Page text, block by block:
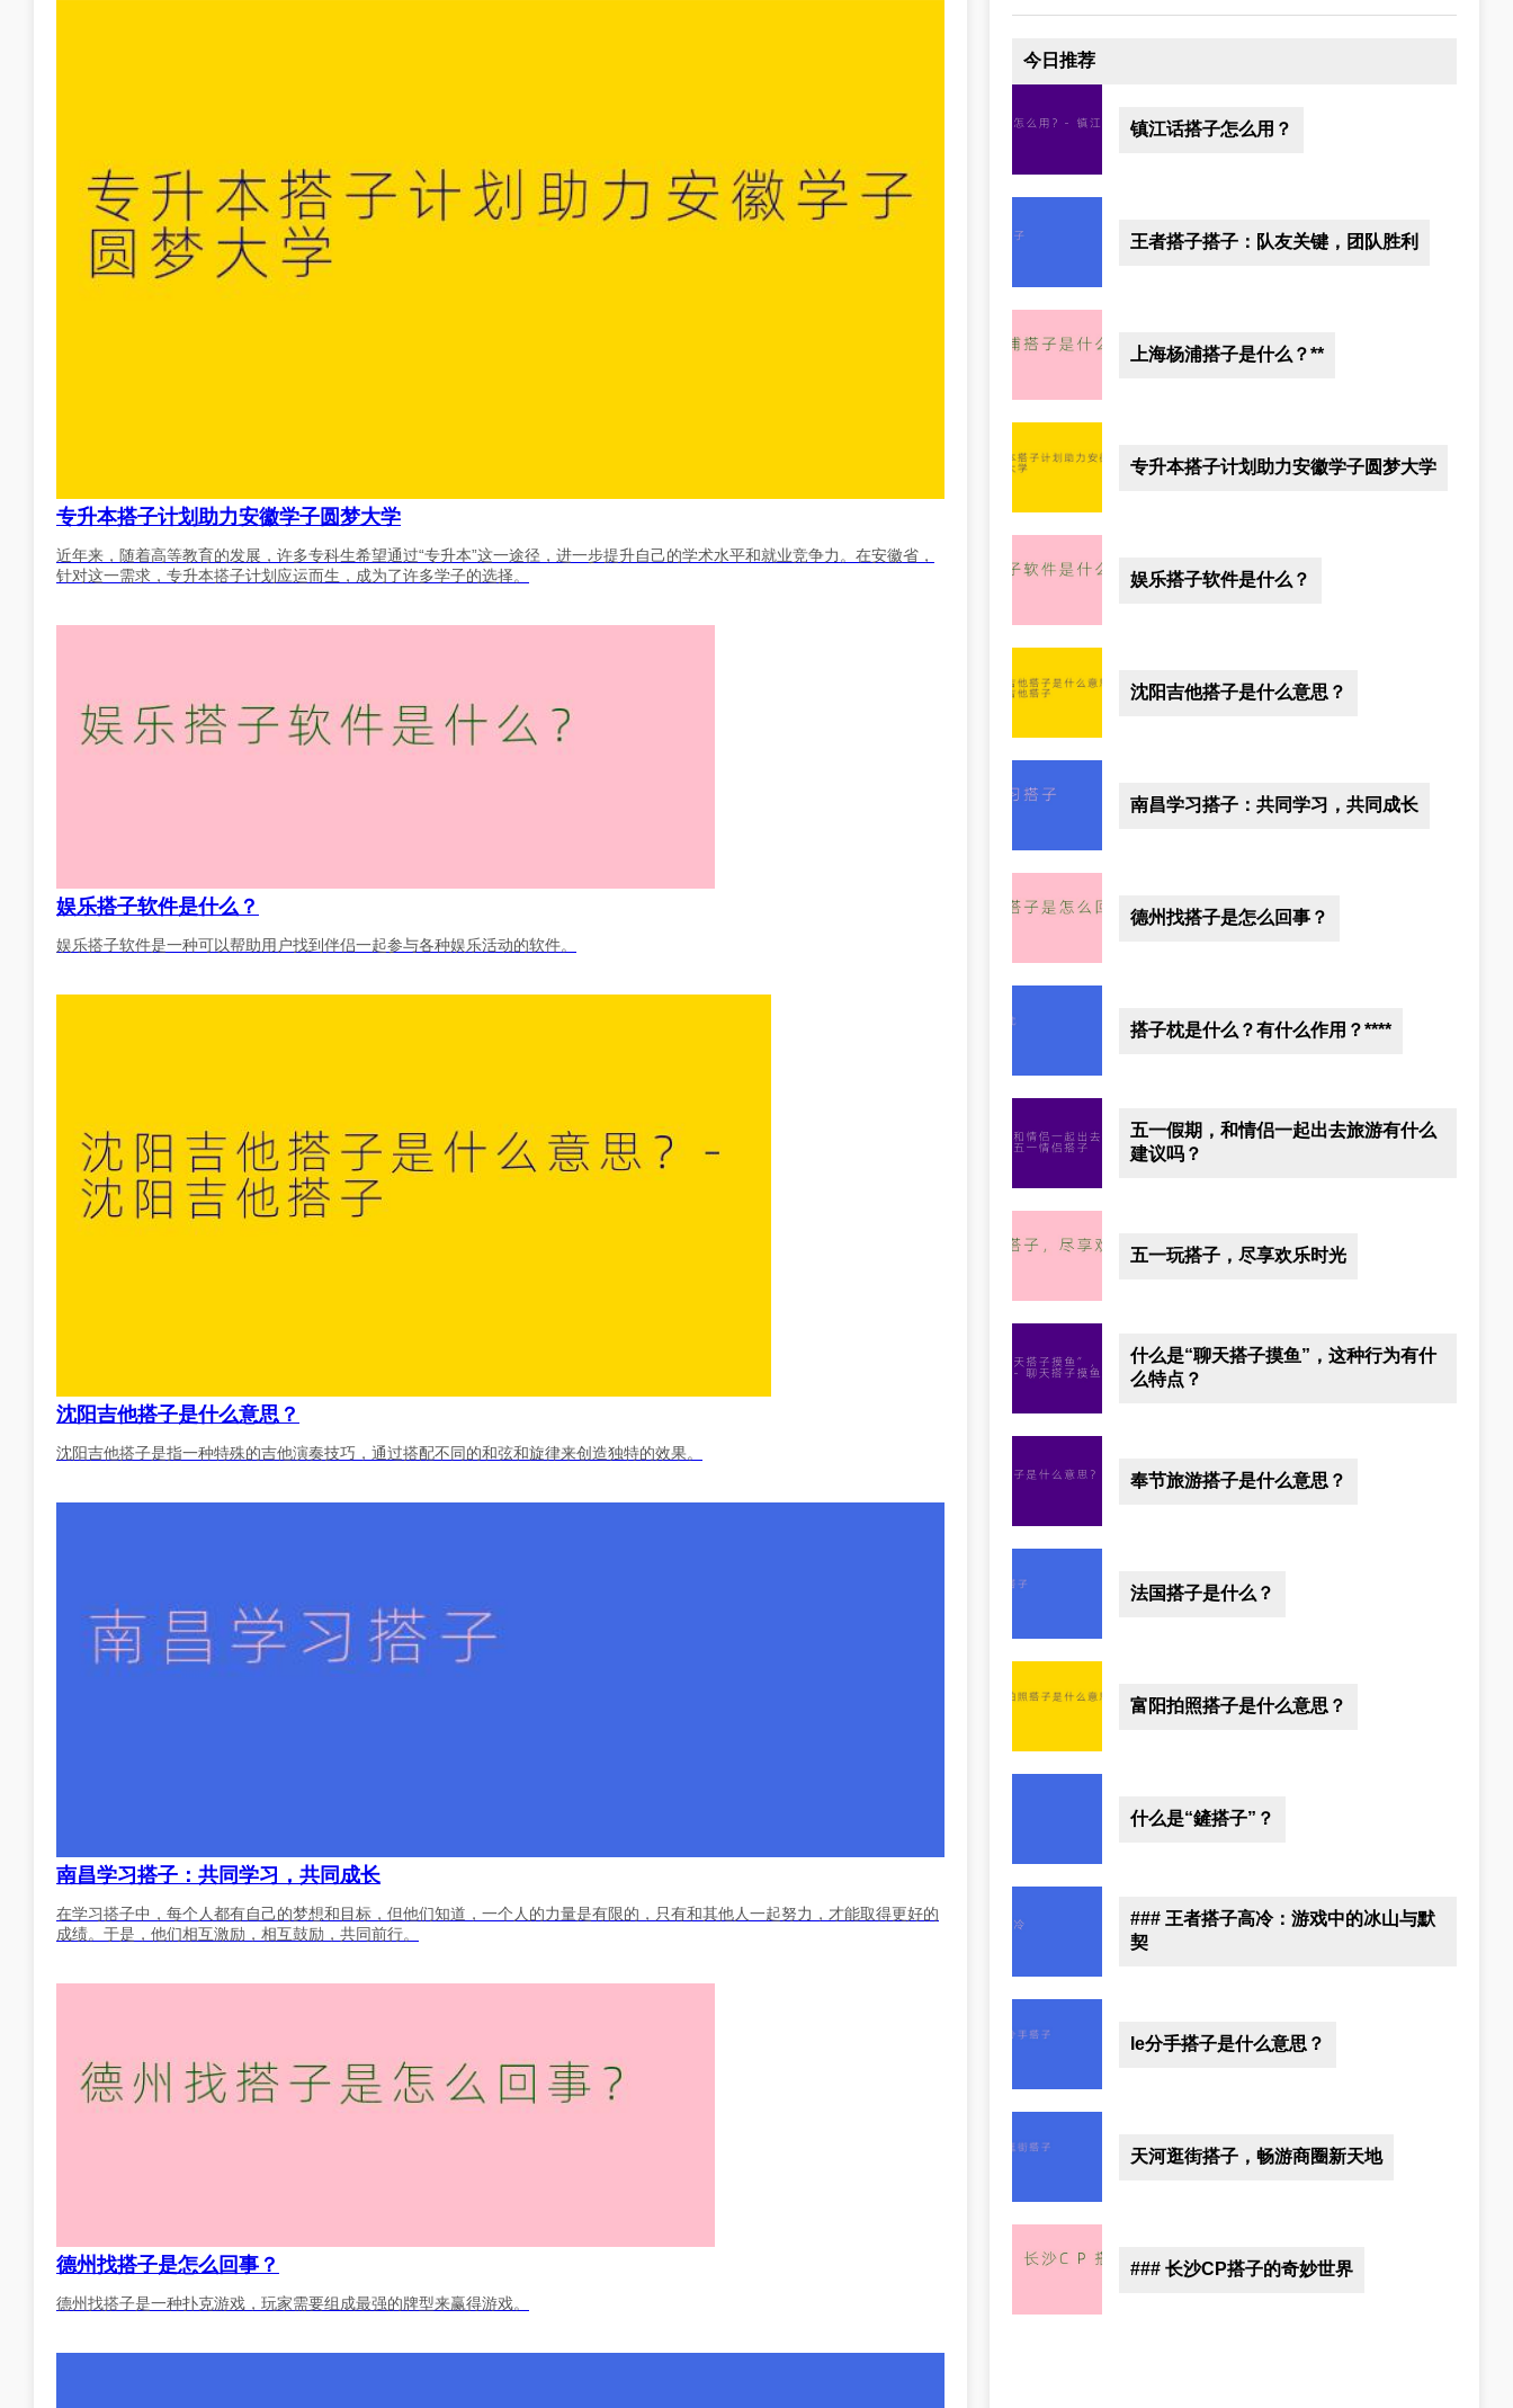
专升本搭子计划助力安徽学子圆梦大学
近年来，随着高等教育的发展，许多专科生希望通过“专升本”这一途径，进一步提升自己的学术水平和就业竞争力。在安徽省，
针对这一需求，专升本搭子计划应运而生，成为了许多学子的选择。
娱乐搭子软件是什么？
娱乐搭子软件是一种可以帮助用户找到伴侣一起参与各种娱乐活动的软件。
沈阳吉他搭子是什么意思？
沈阳吉他搭子是指一种特殊的吉他演奏技巧，通过搭配不同的和弦和旋律来创造独特的效果。
南昌学习搭子：共同学习，共同成长
在学习搭子中，每个人都有自己的梦想和目标，但他们知道，一个人的力量是有限的，只有和其他人一起努力，才能取得更好的
成绩。于是，他们相互激励，相互鼓励，共同前行。
德州找搭子是怎么回事？
德州找搭子是一种扑克游戏，玩家需要组成最强的牌型来赢得游戏。
今日推荐
镇江话搭子怎么用？
王者搭子搭子：队友关键，团队胜利
上海杨浦搭子是什么？**
专升本搭子计划助力安徽学子圆梦大学
娱乐搭子软件是什么？
沈阳吉他搭子是什么意思？
南昌学习搭子：共同学习，共同成长
德州找搭子是怎么回事？
搭子枕是什么？有什么作用？****
五一假期，和情侣一起出去旅游有什么
建议吗？
五一玩搭子，尽享欢乐时光
什么是“聊天搭子摸鱼”，这种行为有什
么特点？
奉节旅游搭子是什么意思？
法国搭子是什么？
富阳拍照搭子是什么意思？
什么是“鏟搭子”？
### 王者搭子高冷：游戏中的冰山与默
契
le分手搭子是什么意思？
天河逛街搭子，畅游商圈新天地
### 长沙CP搭子的奇妙世界